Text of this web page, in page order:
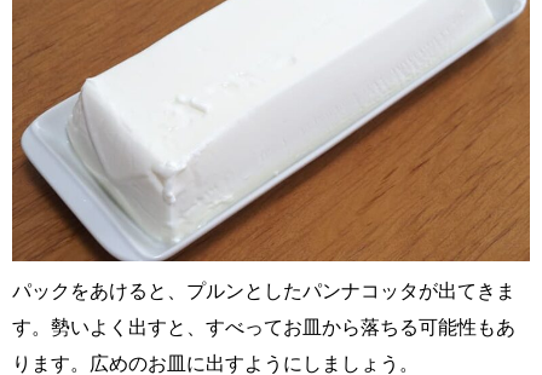
パックをあけると、プルンとしたパンナコッタが出てきま
す。勢いよく出すと、すべってお皿から落ちる可能性もあ
ります。広めのお皿に出すようにしましょう。